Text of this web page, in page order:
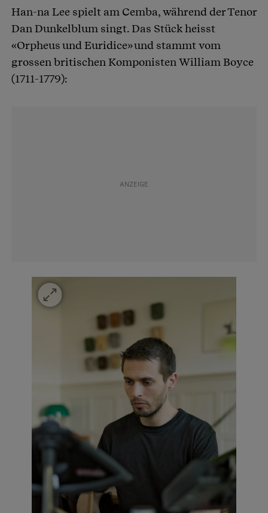
Han-na Lee spielt am Cemba, während der Tenor
Dan Dunkelblum singt. Das Stück heisst
«Orpheus und Euridice» und stammt vom
grossen britischen Komponisten William Boyce
(1711-1779):